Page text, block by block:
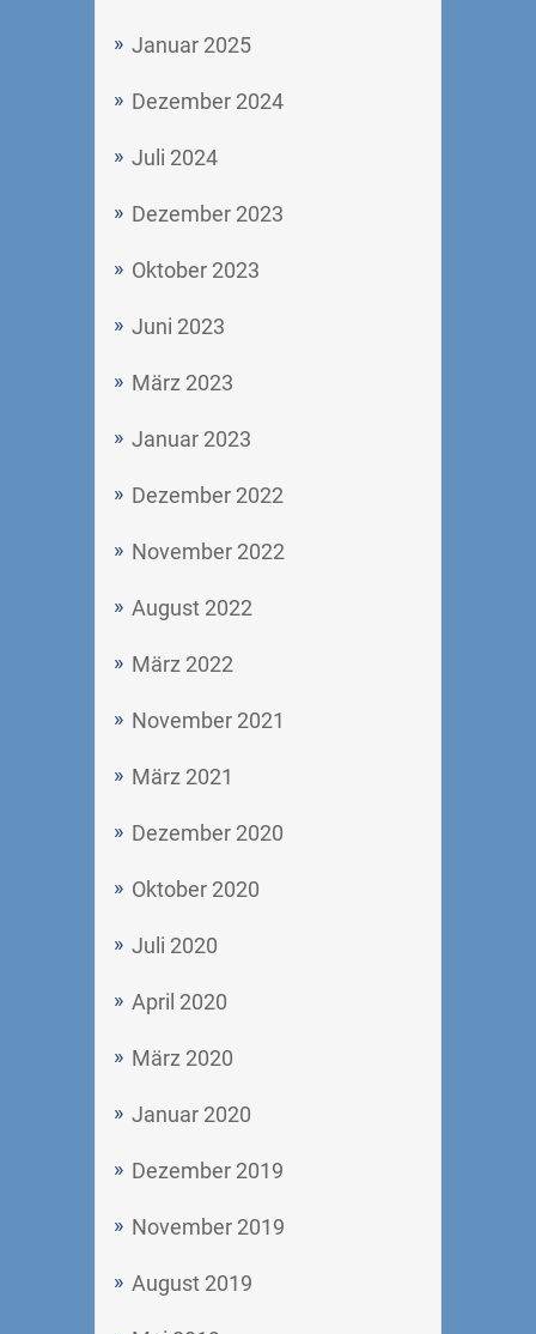
Januar 2025
Dezember 2024
Juli 2024
Dezember 2023
Oktober 2023
Juni 2023
März 2023
Januar 2023
Dezember 2022
November 2022
August 2022
März 2022
November 2021
März 2021
Dezember 2020
Oktober 2020
Juli 2020
April 2020
März 2020
Januar 2020
Dezember 2019
November 2019
August 2019